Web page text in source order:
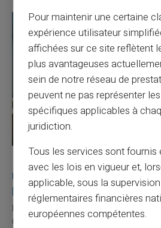
Utilisation responsable du
la carte Veritas
Le paiement mobile s'est imposé dans
mais il appelle des réflexes pour é...
Pour maintenir une certaine
expérience utilisateur
affichées sur ce site reflètent
plus avantageuses
sein de notre réseau de
peuvent ne pas représenter
spécifiques applicables à
juridiction.
Tous les services sont
avec les lois en vigueur et,
applicable, sous la
réglementaires financières
européennes compétentes.